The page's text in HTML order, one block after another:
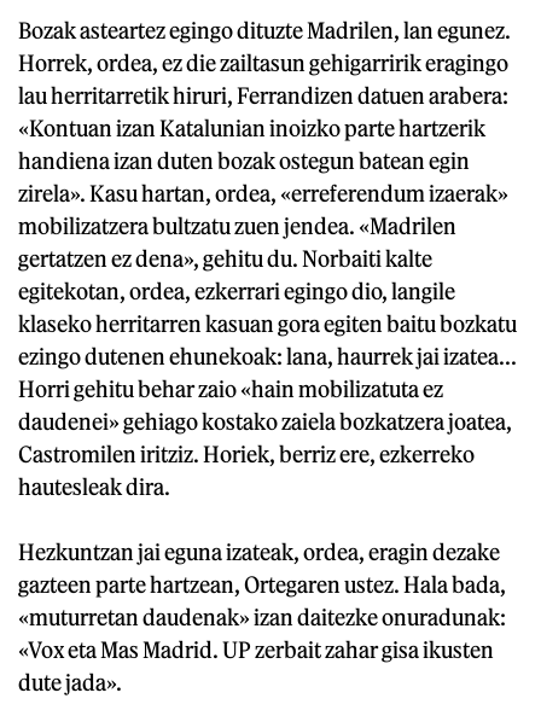
Bozak asteartez egingo dituzte Madrilen, lan egunez.
Horrek, ordea, ez die zailtasun gehigarririk eragingo
lau herritarretik hiruri, Ferrandizen datuen arabera:
«Kontuan izan Katalunian inoizko parte hartzerik
handiena izan duten bozak ostegun batean egin
zirela». Kasu hartan, ordea, «erreferendum izaerak»
mobilizatzera bultzatu zuen jendea. «Madrilen
gertatzen ez dena», gehitu du. Norbaiti kalte
egitekotan, ordea, ezkerrari egingo dio, langile
klaseko herritarren kasuan gora egiten baitu bozkatu
ezingo dutenen ehunekoak: lana, haurrek jai izatea...
Horri gehitu behar zaio «hain mobilizatuta ez
daudenei» gehiago kostako zaiela bozkatzera joatea,
Castromilen iritziz. Horiek, berriz ere, ezkerreko
hautesleak dira.
Hezkuntzan jai eguna izateak, ordea, eragin dezake
gazteen parte hartzean, Ortegaren ustez. Hala bada,
«muturretan daudenak» izan daitezke onuradunak:
«Vox eta Mas Madrid. UP zerbait zahar gisa ikusten
dute jada».